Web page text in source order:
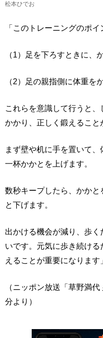
松本ひでお
「このトレーニングのポイ
（1）足を下ろすときに、
（2）足の親指側に体重を
これらを意識して行うと
かかり、正しく鍛えること
まず壁や机に手を置いて
一杯かかとを上げます。
数秒キープしたら、かかと
と下げます。
出かける機会が減り、歩
いです。元気に歩き続け
えることが重要になります」
（ニッポン放送「草野満
分より）